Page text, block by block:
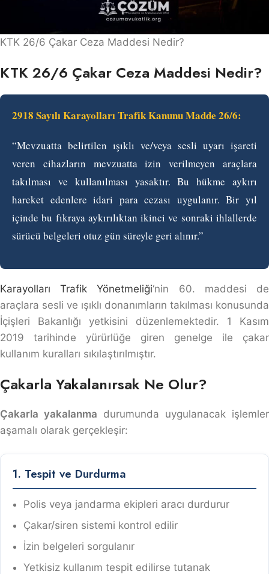
KTK 26/6 Çakar Ceza Maddesi Nedir?
KTK 26/6 Çakar Ceza Maddesi Nedir?
2918 Sayılı Karayolları Trafik Kanunu Madde 26/6:
“Mevzuatta belirtilen ışıklı ve/veya sesli uyarı işareti
veren cihazların mevzuatta izin verilmeyen araçlara
takılması ve kullanılması yasaktır. Bu hükme aykırı
hareket edenlere idari para cezası uygulanır. Bir yıl
içinde bu fıkraya aykırılıktan ikinci ve sonraki ihlallerde
sürücü belgeleri otuz gün süreyle geri alınır.”
Karayolları Trafik Yönetmeliği‘nin 60. maddesi de
araçlara sesli ve ışıklı donanımların takılması konusunda
İçişleri Bakanlığı yetkisini düzenlemektedir. 1 Kasım
2019 tarihinde yürürlüğe giren genelge ile çakar
kullanım kuralları sıkılaştırılmıştır.
Çakarla Yakalanırsak Ne Olur?
Çakarla yakalanma durumunda uygulanacak işlemler
aşamalı olarak gerçekleşir:
1. Tespit ve Durdurma
Polis veya jandarma ekipleri aracı durdurur
Çakar/siren sistemi kontrol edilir
İzin belgeleri sorgulanır
Yetkisiz kullanım tespit edilirse tutanak